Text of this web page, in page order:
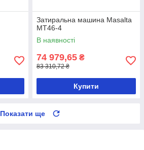
Затиральна машина Masalta
MT46-4
В наявності
74 979,65 ₴
83 310,72 ₴
Купити
Показати ще